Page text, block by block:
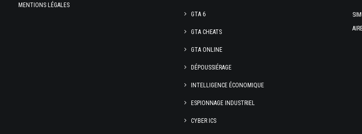
MENTIONS LÉGALES
GTA 6
GTA CHEATS
GTA ONLINE
DÉPOUSSIÉRAGE
INTELLIGENCE ÉCONOMIQUE
ESPIONNAGE INDUSTRIEL
CYBER ICS